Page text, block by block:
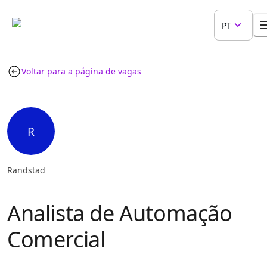
PT
Voltar para a página de vagas
R
Randstad
Analista de Automação
Comercial